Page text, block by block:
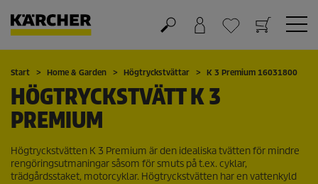
Varukorg
Önskelista
Start Home & Garden Högtryckstvättar K 3 Premium 16031800
HÖGTRYCKSTVÄTT K 3
PREMIUM
Högtryckstvätten K 3 Premium är den idealiska tvätten för mindre
rengöringsutmaningar såsom för smuts på t.ex. cyklar,
trädgårdsstaket, motorcyklar. Högtryckstvätten har en vattenkyld